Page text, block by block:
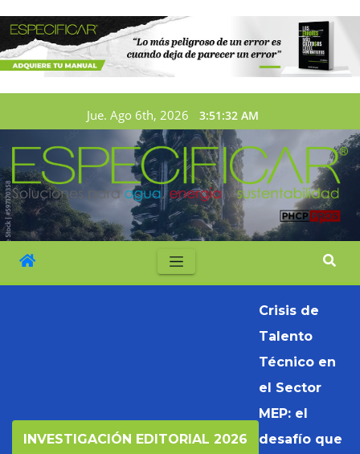
Jue. Ago 6th, 2026 3:51:34 AM
INVESTIGACIÓN EDITORIAL 2026
Crisis de
Talento
Técnico en
el Sector
MEP: el
desafío que